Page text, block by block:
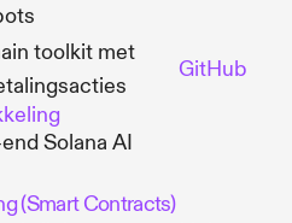
toolkit met
GitHub
Solana AI
(Smart Contracts)